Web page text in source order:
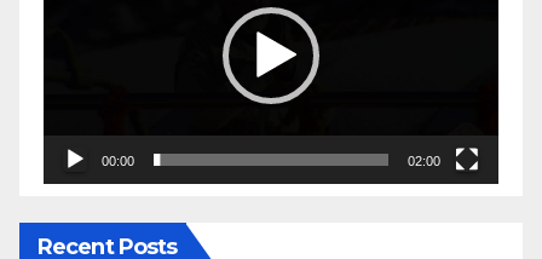
00:00 02:00
Recent Posts